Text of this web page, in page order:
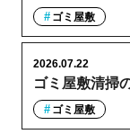
ゴミ屋敷
ゴミ屋敷清掃
2026.07.22
ゴミ屋敷